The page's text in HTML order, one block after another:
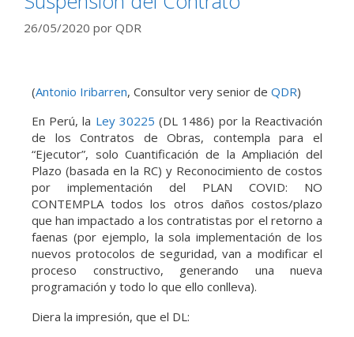
26/05/2020 por QDR
(Antonio Iribarren, Consultor very senior de QDR)
En Perú, la Ley 30225(DL 1486) por la Reactivación
de los Contratos de Obras, contempla para el
“Ejecutor”, solo Cuantificación de la Ampliación del
Plazo (basada en la RC) y Reconocimiento de costos
por implementación del PLAN COVID: NO
CONTEMPLA todos los otros daños costos/plazo
que han impactado a los contratistas por el retorno a
faenas (por ejemplo, la sola implementación de los
nuevos protocolos de seguridad, van a modificar el
proceso constructivo, generando una nueva
programación y todo lo que ello conlleva).
Diera la impresión, que el DL: